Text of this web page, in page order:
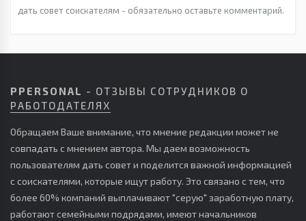
дать совет соискателям - обязательно оставьте комментарий.
PPERSONAL - ОТЗЫВЫ СОТРУДНИКОВ О
РАБОТОДАТЕЛЯХ
Обращаем Ваше внимание, что мнение редакции может не
совпадать с мнением автора. Мы даем возможность
пользователям дать совет и поделится важной информацией
с соискателями, которые ищут работу. Это связано с тем, что
более 60% компаний выплачивают "серую" заработную плату,
работают семейными подрядами, имеют начальников